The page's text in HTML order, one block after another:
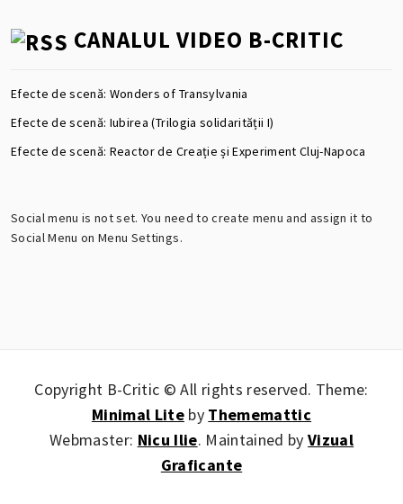
CANALUL VIDEO B-CRITIC
Efecte de scenă: Wonders of Transylvania
Efecte de scenă: Iubirea (Trilogia solidarității I)
Efecte de scenă: Reactor de Creație și Experiment Cluj-Napoca
Social menu is not set. You need to create menu and assign it to
Social Menu on Menu Settings.
Copyright B-Critic © All rights reserved. Theme:
Minimal Liteby Thememattic
Webmaster: Nicu Ilie. Maintained byVizual
Graficante